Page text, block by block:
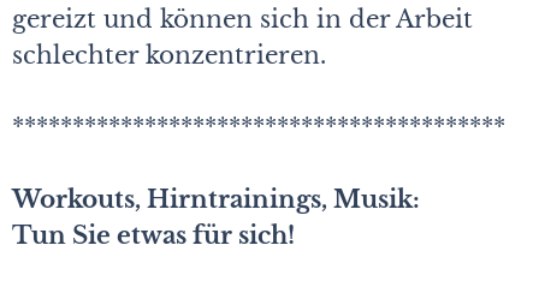
gereizt und können sich in der Arbeit
schlechter konzentrieren.
*****************************************
Workouts, Hirntrainings, Musik:
Tun Sie etwas für sich!